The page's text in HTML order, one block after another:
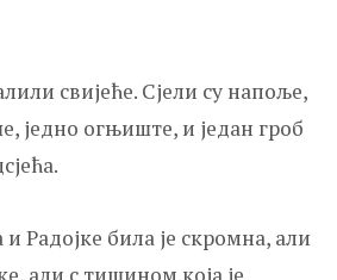
свијеће. Сјели су напоље,
једно огњиште, и један гроб
Радојке била је скромна, али